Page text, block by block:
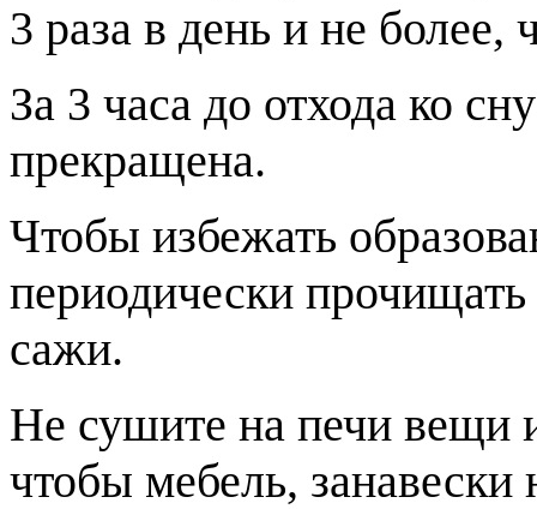
3 раза в день и не более,
За 3 часа до отхода ко
прекращена.
Чтобы избежать
периодически
сажи.
Не сушите на печи вещи
чтобы мебель,